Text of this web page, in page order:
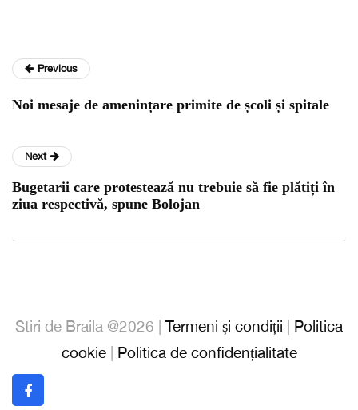
Previous
Noi mesaje de amenințare primite de școli și spitale
Next
Bugetarii care protestează nu trebuie să fie plătiți în
ziua respectivă, spune Bolojan
Stiri de Braila @2026 | Termeni și condiții
Politica
cookie| Politica de confidențialitate